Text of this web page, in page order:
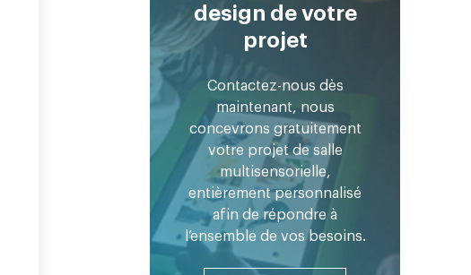
design de votre
projet
Contactez-nous dès
maintenant, nous
concevrons gratuitement
votre projet de salle
multisensorielle,
entièrement personnalisé
afin de répondre à
l’ensemble de vos besoins.